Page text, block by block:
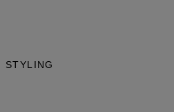
STYLING